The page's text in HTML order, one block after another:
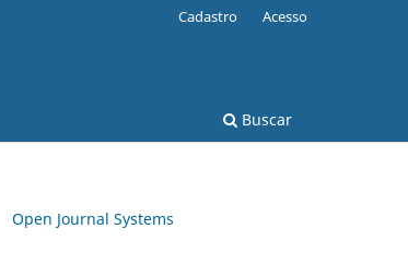
Buscar
Cadastro Acesso
Open Journal Systems